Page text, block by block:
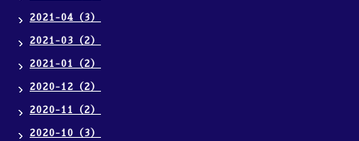
2021-04（3）
2021-03（2）
2021-01（2）
2020-12（2）
2020-11（2）
2020-10（3）